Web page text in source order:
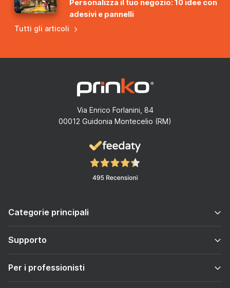
Personalizza il tuo negozio: 10 idee con
adesivi e pannelli
Tutti gli articoli
Via Enrico Forlanini, 84
00012 Guidonia Montecelio (RM)
Categorie principali
Supporto
Per i professionisti